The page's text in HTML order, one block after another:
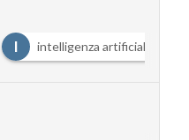
I intelligenza artificiale